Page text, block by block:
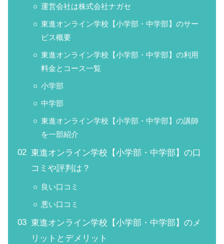
運営会社は株式会社ナガセ
東進オンライン学校【小学部・中学部】のサー
ビス概要
東進オンライン学校【小学部・中学部】の利用
料金とコース一覧
小学部
中学部
東進オンライン学校【小学部・中学部】の講師
を一部紹介
東進オンライン学校【小学部・中学部】の口
コミや評判は？
良い口コミ
悪い口コミ
東進オンライン学校【小学部・中学部】のメ
リットとデメリット